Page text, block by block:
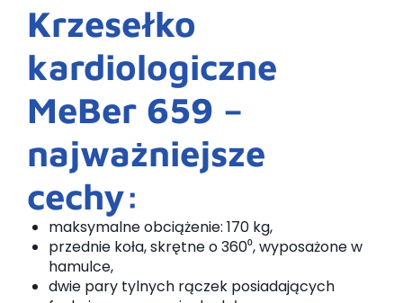
Krzesełko
kardiologiczne
MeBer 659 –
najważniejsze
cechy:
maksymalne obciążenie: 170 kg,
przednie koła, skrętne o 360⁰, wyposażone w
hamulce,
dwie pary tylnych rączek posiadających